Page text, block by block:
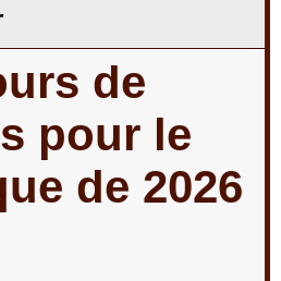
de
pour le
de 2026